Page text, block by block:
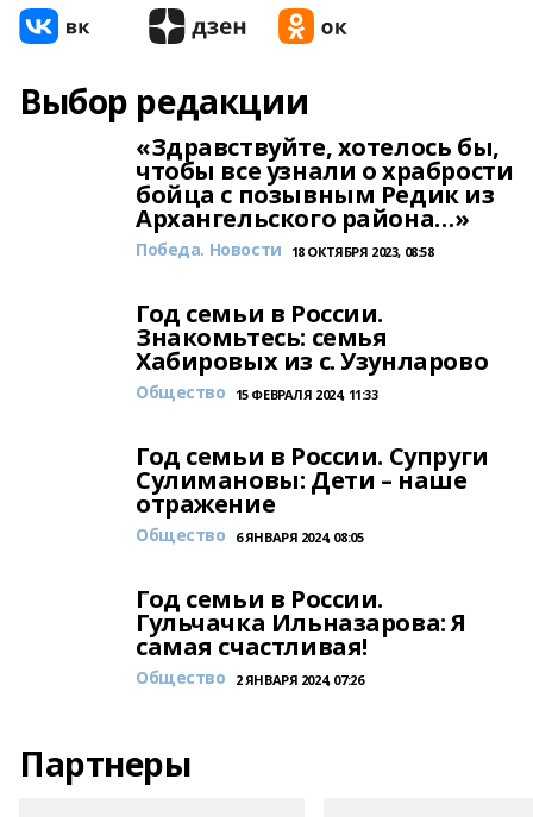
Выбор редакции
«Здравствуйте, хотелось бы,
чтобы все узнали о храбрости
бойца с позывным Редик из
Архангельского района…»
Победа. Новости 18 ОКТЯБРЯ 2023, 08:58
Год семьи в России.
Знакомьтесь: семья
Хабировых из с. Узунларово
Общество 15 ФЕВРАЛЯ 2024, 11:33
Год семьи в России. Супруги
Сулимановы: Дети – наше
отражение
Общество 6 ЯНВАРЯ 2024, 08:05
Год семьи в России.
Гульчачка Ильназарова: Я
самая счастливая!
Общество 2 ЯНВАРЯ 2024, 07:26
Партнеры